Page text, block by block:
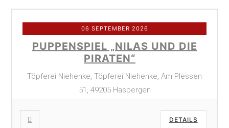
06 SEPTEMBER 2026
PUPPENSPIEL „NILAS UND DIE
PIRATEN“
Töpferei Niehenke, Töpferei Niehenke, Am Plessen
51, 49205 Hasbergen
DETAILS